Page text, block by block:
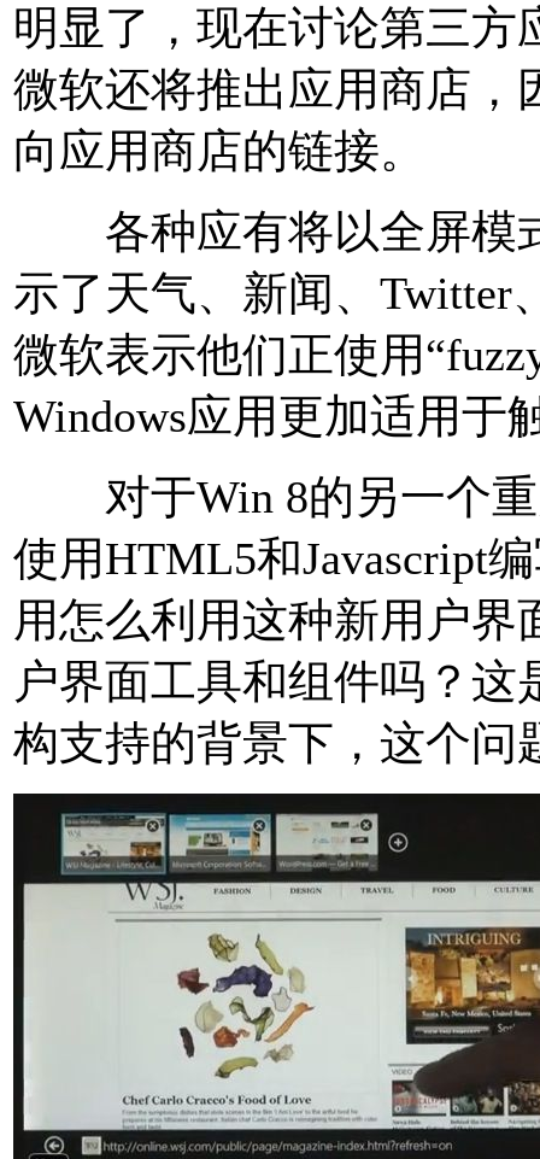
明显了，现在讨论第三方
微软还将推出应用商店，
向应用商店的链接。
各种应有将以全屏模
示了天气、新闻、Twitter
微软表示他们正使用
Windows应用更加适用于
对于Win 8的另一个重
使用HTML5和Javascript
用怎么利用这种新用户
户界面工具和组件吗？
构支持的背景下，这个问